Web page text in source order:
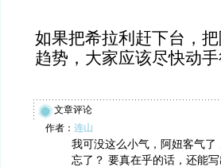
如果把希拉利赶下台，
趋势，大家应该尽快动手
文章评论
作者： 连山
我可没这么小气，阿妞客气
忘了？ 要真在乎的话，还能